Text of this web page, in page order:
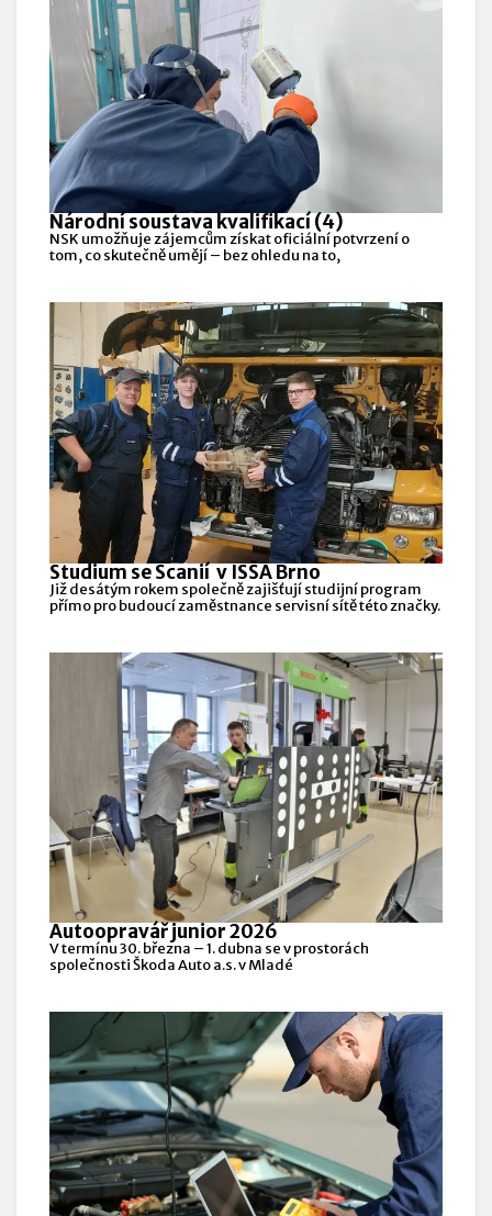
Národní soustava kvalifikací (4)
NSK umožňuje zájemcům získat oficiální potvrzení o
tom, co skutečně umějí – bez ohledu na to,
Studium se Scanií v ISŠA Brno
Již desátým rokem společně zajišťují studijní program
přímo pro budoucí zaměstnance servisní sítě této značky.
Autoopravář junior 2026
V termínu 30. března – 1. dubna se v prostorách
společnosti Škoda Auto a.s. v Mladé